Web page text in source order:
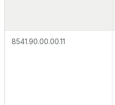
8541.90.00.00.11